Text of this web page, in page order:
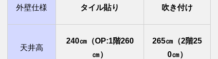
外壁仕様 タイル貼り 吹き付け
天井高
240㎝（OP:1階260
㎝）
265㎝（2階25
0㎝）